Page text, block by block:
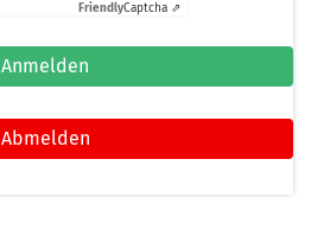
FriendlyCaptcha ⇗
Anmelden
Abmelden